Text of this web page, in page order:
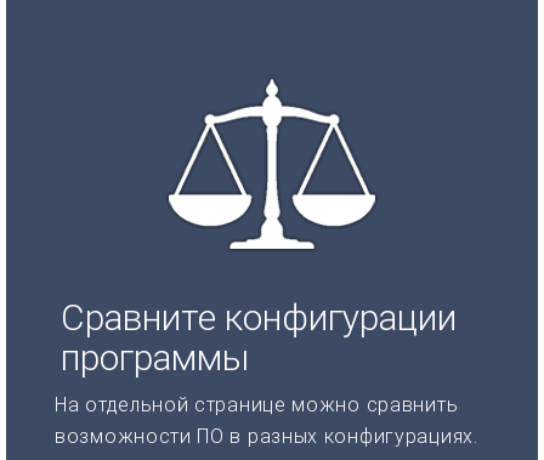
Сравните конфигурации
программы
На отдельной странице можно сравнить
возможности ПО в разных конфигурациях.